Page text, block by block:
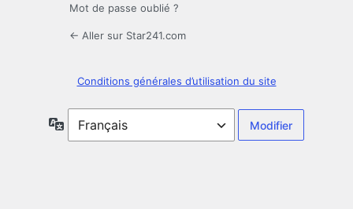
Mot de passe oublié ?
← Aller sur Star241.com
Conditions générales d’utilisation du site
Langue